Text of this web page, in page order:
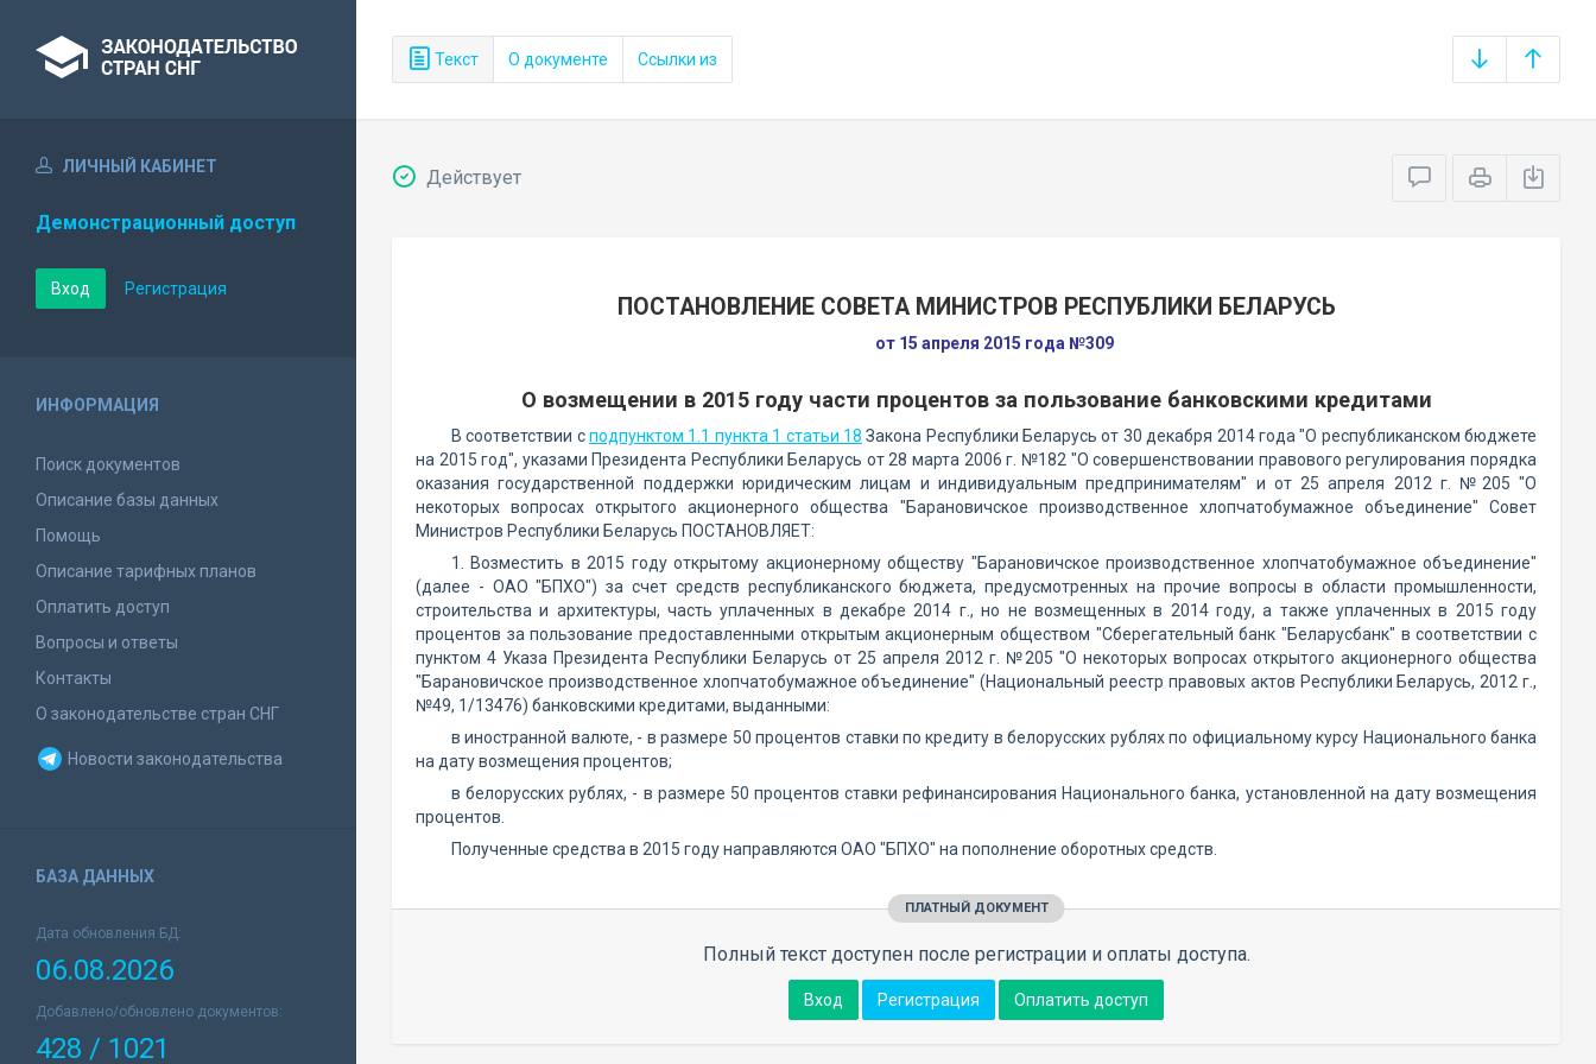
Текст О документе Ссылки из
ЛИЧНЫЙ КАБИНЕТ
Демонстрационный доступ
Вход Регистрация
ИНФОРМАЦИЯ
Поиск документов
Описание базы данных
Помощь
Описание тарифных планов
Оплатить доступ
Вопросы и ответы
Контакты
О законодательстве стран СНГ
Новости законодательства
БАЗА ДАННЫХ
Дата обновления БД:
06.08.2026
Добавлено/обновлено документов:
428 / 1021
Действует
ПОСТАНОВЛЕНИЕ СОВЕТА МИНИСТРОВ РЕСПУБЛИКИ БЕЛАРУСЬ
от 15 апреля 2015 года №309
О возмещении в 2015 году части процентов за пользование банковскими кредитами
В соответствии сподпунктом 1.1 пункта 1 статьи 18 Закона Республики Беларусь от 30 декабря 2014 года "О республиканском бюджете
на 2015 год", указами Президента Республики Беларусь от 28 марта 2006 г. №182 "О совершенствовании правового регулирования порядка
оказания государственной поддержки юридическим лицам и индивидуальным предпринимателям" и от 25 апреля 2012 г. №205 "О
некоторых вопросах открытого акционерного общества "Барановичское производственное хлопчатобумажное объединение" Совет
Министров Республики Беларусь ПОСТАНОВЛЯЕТ:
1. Возместить в 2015 году открытому акционерному обществу "Барановичское производственное хлопчатобумажное объединение"
(далее - ОАО "БПХО") за счет средств республиканского бюджета, предусмотренных на прочие вопросы в области промышленности,
строительства и архитектуры, часть уплаченных в декабре 2014 г., но не возмещенных в 2014 году, а также уплаченных в 2015 году
процентов за пользование предоставленными открытым акционерным обществом "Сберегательный банк "Беларусбанк" в соответствии с
пунктом 4 Указа Президента Республики Беларусь от 25 апреля 2012 г. №205 "О некоторых вопросах открытого акционерного общества
"Барановичское производственное хлопчатобумажное объединение" (Национальный реестр правовых актов Республики Беларусь, 2012 г.,
№49, 1/13476) банковскими кредитами, выданными:
в иностранной валюте, - в размере 50 процентов ставки по кредиту в белорусских рублях по официальному курсу Национального банка
на дату возмещения процентов;
в белорусских рублях, - в размере 50 процентов ставки рефинансирования Национального банка, установленной на дату возмещения
процентов.
Полученные средства в 2015 году направляются ОАО "БПХО" на пополнение оборотных средств.
ПЛАТНЫЙ ДОКУМЕНТ
Полный текст доступен после регистрации и оплаты доступа.
Вход Регистрация Оплатить доступ